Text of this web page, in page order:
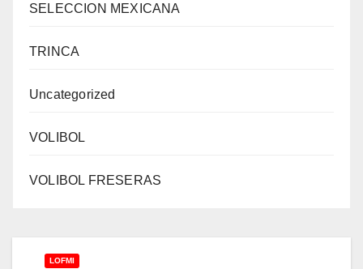
SELECCION MEXICANA
TRINCA
Uncategorized
VOLIBOL
VOLIBOL FRESERAS
LOFMI